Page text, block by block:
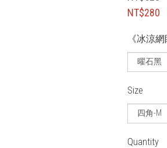
NT$280
《冰涼
Size
Quantity